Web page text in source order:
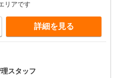
リアです
詳細を見る
スタッフ